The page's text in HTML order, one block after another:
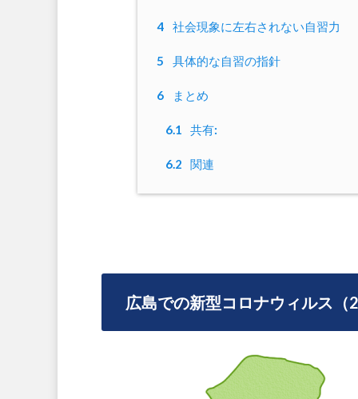
4 社会現象に左右されない自習力
5 具体的な自習の指針
6 まとめ
6.1 共有:
6.2 関連
広島での新型コロナウィルス